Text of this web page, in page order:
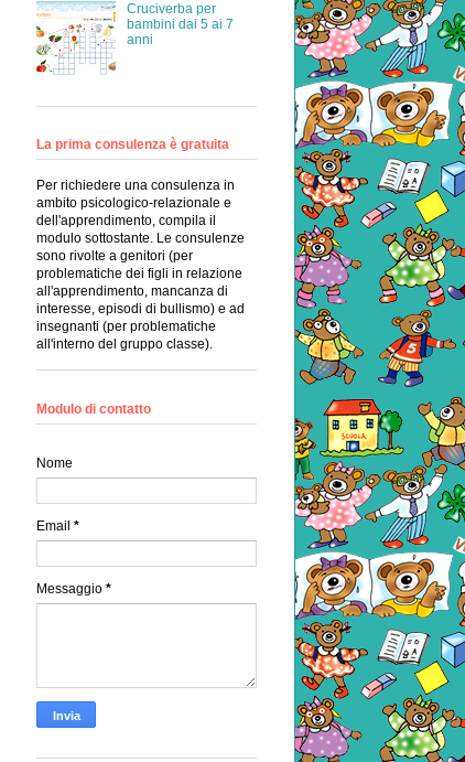
Cruciverba per
bambini dai 5 ai 7
anni
La prima consulenza è gratuita
Per richiedere una consulenza in
ambito psicologico-relazionale e
dell'apprendimento, compila il
modulo sottostante. Le consulenze
sono rivolte a genitori (per
problematiche dei figli in relazione
all'apprendimento, mancanza di
interesse, episodi di bullismo) e ad
insegnanti (per problematiche
all'interno del gruppo classe).
Modulo di contatto
Nome
Email *
Messaggio *